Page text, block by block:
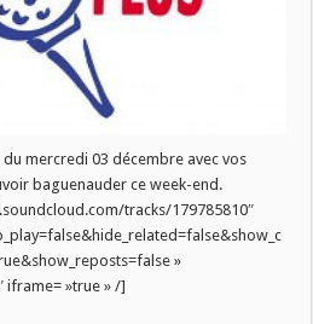
mercredi 03 décembre avec vos
baguenauder ce week-end.
tracks/179785810″
»
iframe= »true » /]